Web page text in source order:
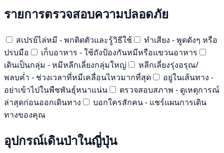
รายการตรวจสอบความปลอดภัย
สเปรย์ไล่หมี - พกติดตัวและรู้วิธีใช้
ทำเสียง - พูดดังๆ หรือ
ปรบมือ
เก็บอาหาร - ใช้ถังป้องกันหมีหรือแขวนอาหาร
เดินเป็นกลุ่ม - หมีหลีกเลี่ยงกลุ่มใหญ่
หลีกเลี่ยงรุ่งอรุณ/
พลบค่ำ - ช่วงเวลาที่หมีเคลื่อนไหวมากที่สุด
อยู่ในเส้นทาง -
อย่าเข้าไปในพืชพันธุ์หนาแน่น
ตรวจสอบสภาพ - ดูเหตุการณ์
ล่าสุดก่อนออกเดินทาง
บอกใครสักคน - แชร์แผนการเดิน
ทางของคุณ
อุปกรณ์เดินป่าในญี่ปุ่น